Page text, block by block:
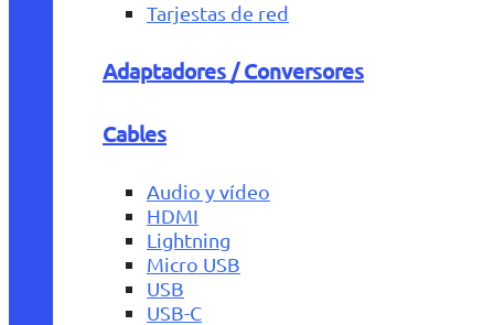
Tarjestas de red
Adaptadores / Conversores
Cables
Audio y vídeo
HDMI
Lightning
Micro USB
USB
USB-C